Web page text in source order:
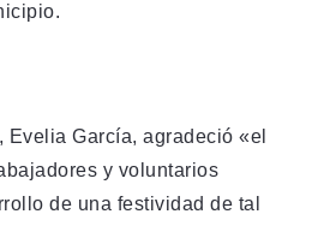
Evelia García, agradeció «el
y voluntarios
de una festividad de tal